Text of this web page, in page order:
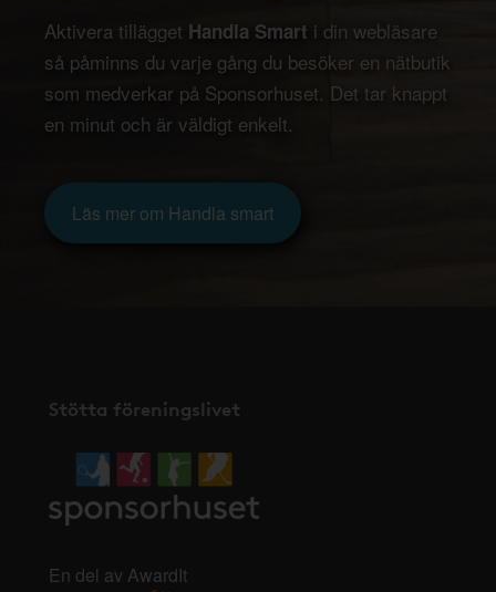
Aktivera tillägget Handla Smart i din webläsare
så påminns du varje gång du besöker en nätbutik
som medverkar på Sponsorhuset. Det tar knappt
en minut och är väldigt enkelt.
Läs mer om Handla smart
Stötta föreningslivet
En del av AwardIt